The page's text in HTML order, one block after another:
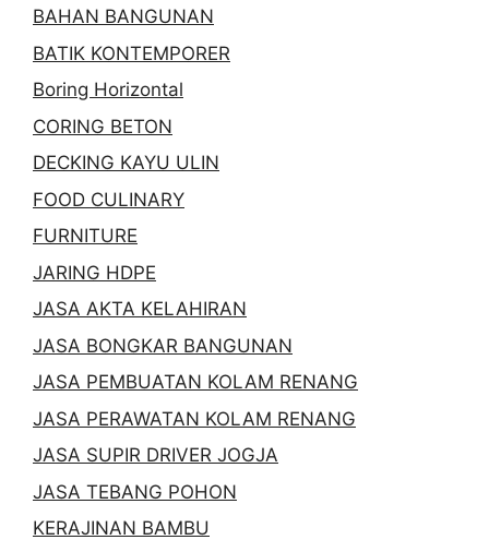
BAHAN BANGUNAN
BATIK KONTEMPORER
Boring Horizontal
CORING BETON
DECKING KAYU ULIN
FOOD CULINARY
FURNITURE
JARING HDPE
JASA AKTA KELAHIRAN
JASA BONGKAR BANGUNAN
JASA PEMBUATAN KOLAM RENANG
JASA PERAWATAN KOLAM RENANG
JASA SUPIR DRIVER JOGJA
JASA TEBANG POHON
KERAJINAN BAMBU